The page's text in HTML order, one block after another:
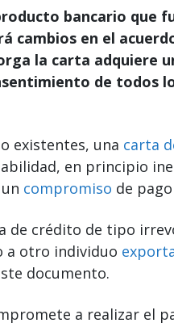
bancario que
cambios en el
la carta adquiere
de todos
existentes, una carta
en principio
compromiso de
de crédito de tipo
a otro individuo
documento.
a realizar el